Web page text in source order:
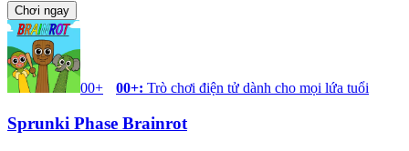
Chơi ngay
00+ 00+: Trò chơi điện tử dành cho mọi lứa tuổi
Sprunki Phase Brainrot